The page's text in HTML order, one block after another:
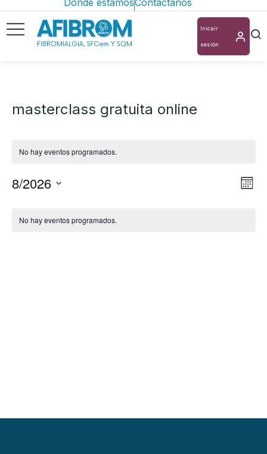
Dónde estamosContáctanos
Inicair
sesión
masterclass gratuita online
No hay eventos programados.
Mes
8/2026
Calendario
No hay eventos programados.